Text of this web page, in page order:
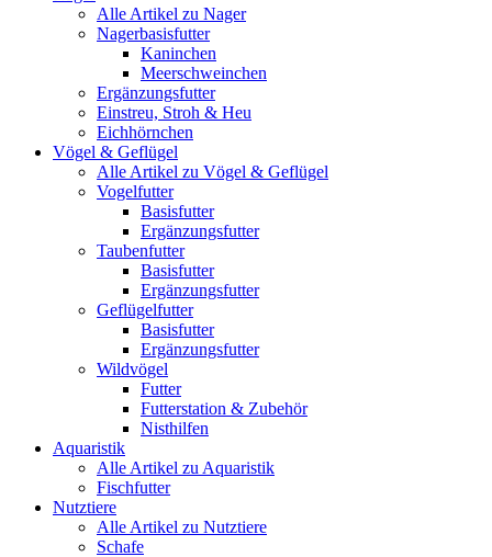
Alle Artikel zu Nager
Nagerbasisfutter
Kaninchen
Meerschweinchen
Ergänzungsfutter
Einstreu, Stroh & Heu
Eichhörnchen
Vögel & Geflügel
Alle Artikel zu Vögel & Geflügel
Vogelfutter
Basisfutter
Ergänzungsfutter
Taubenfutter
Basisfutter
Ergänzungsfutter
Geflügelfutter
Basisfutter
Ergänzungsfutter
Wildvögel
Futter
Futterstation & Zubehör
Nisthilfen
Aquaristik
Alle Artikel zu Aquaristik
Fischfutter
Nutztiere
Alle Artikel zu Nutztiere
Schafe